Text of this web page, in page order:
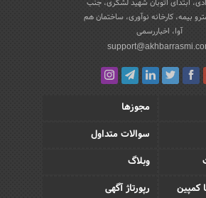
بیمه، کارخانه نوآوری، ساختمان هم
آوا، اخباررسمی
مجوزها
سوالات متداول
وبلاگ
کمپین
رپورتاژ آگهی